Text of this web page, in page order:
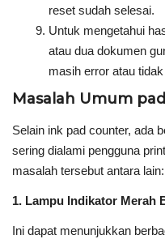
reset sudah selesai.
Untuk mengetahui
atau dua dokumen
masih error atau tidak
Masalah Umum
Selain ink pad counter, ada
sering dialami pengguna
masalah tersebut antara lain:
1. Lampu Indikator Merah
Ini dapat menunjukkan